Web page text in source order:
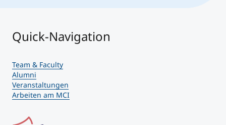
Quick-Navigation
Team & Faculty
Alumni
Veranstaltungen
Arbeiten am MCI